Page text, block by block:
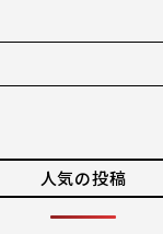
人気の投稿